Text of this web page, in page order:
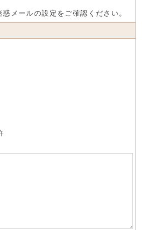
メールの設定をご確認ください。